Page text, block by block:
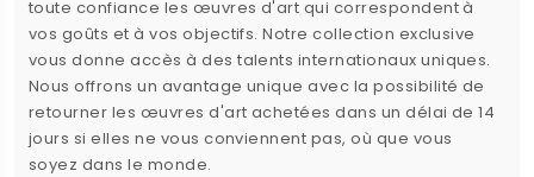
toute confiance les œuvres d'art qui correspondent à
vos goûts et à vos objectifs. Notre collection exclusive
vous donne accès à des talents internationaux uniques.
Nous offrons un avantage unique avec la possibilité de
retourner les œuvres d'art achetées dans un délai de 14
jours si elles ne vous conviennent pas, où que vous
soyez dans le monde.